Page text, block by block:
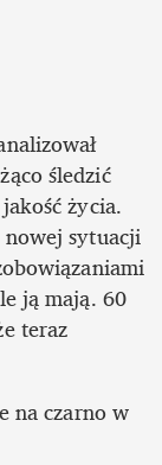
śledzić
życia.
sytuacji
ją mają. 60
teraz
na czarno w